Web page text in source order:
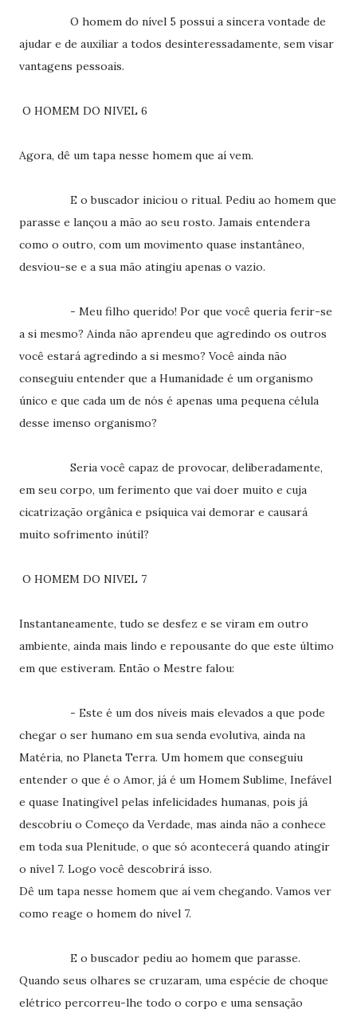
O homem do nível 5 possui a sincera vontade de
ajudar e de auxiliar a todos desinteressadamente, sem visar
vantagens pessoais.
O HOMEM DO NIVEL 6
Agora, dê um tapa nesse homem que aí vem.
E o buscador iniciou o ritual. Pediu ao homem que
parasse e lançou a mão ao seu rosto. Jamais entendera
como o outro, com um movimento quase instantâneo,
desviou-se e a sua mão atingiu apenas o vazio.
- Meu filho querido! Por que você queria ferir-se
a si mesmo? Ainda não aprendeu que agredindo os outros
você estará agredindo a si mesmo? Você ainda não
conseguiu entender que a Humanidade é um organismo
único e que cada um de nós é apenas uma pequena célula
desse imenso organismo?
Seria você capaz de provocar, deliberadamente,
em seu corpo, um ferimento que vai doer muito e cuja
cicatrização orgânica e psíquica vai demorar e causará
muito sofrimento inútil?
O HOMEM DO NIVEL 7
Instantaneamente, tudo se desfez e se viram em outro
ambiente, ainda mais lindo e repousante do que este último
em que estiveram. Então o Mestre falou:
- Este é um dos níveis mais elevados a que pode
chegar o ser humano em sua senda evolutiva, ainda na
Matéria, no Planeta Terra. Um homem que conseguiu
entender o que é o Amor, já é um Homem Sublime, Inefável
e quase Inatingível pelas infelicidades humanas, pois já
descobriu o Começo da Verdade, mas ainda não a conhece
em toda sua Plenitude, o que só acontecerá quando atingir
o nível 7. Logo você descobrirá isso.
Dê um tapa nesse homem que aí vem chegando. Vamos ver
como reage o homem do nível 7.
E o buscador pediu ao homem que parasse.
Quando seus olhares se cruzaram, uma espécie de choque
elétrico percorreu-lhe todo o corpo e uma sensação